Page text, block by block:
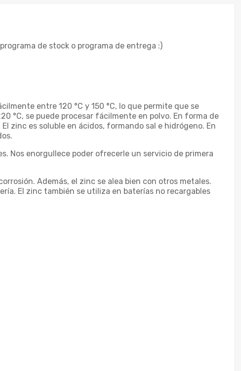
de stock o programa de entrega :)
entre 120 °C y 150 °C, lo que permite que se
°C, se puede procesar fácilmente en polvo. En forma de
zinc es soluble en ácidos, formando sal e hidrógeno. En
Nos enorgullece poder ofrecerle un servicio de primera
Además, el zinc se alea bien con otros metales.
El zinc también se utiliza en baterías no recargables